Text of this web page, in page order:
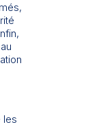
les